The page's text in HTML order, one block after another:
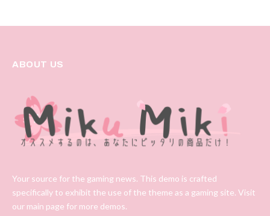
ABOUT US
Your source for the gaming news. This demo is crafted
specifically to exhibit the use of the theme as a gaming site. Visit
our main page for more demos.